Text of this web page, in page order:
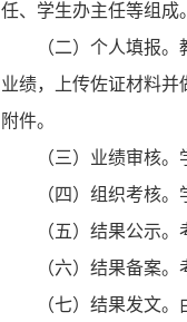
任、学生办主任等组成
（二）个人填报。
业绩，上传佐证材料并
附件。
（三）业绩审核
（四）组织考核
（五）结果公示
（六）结果备案
（七）结果发文